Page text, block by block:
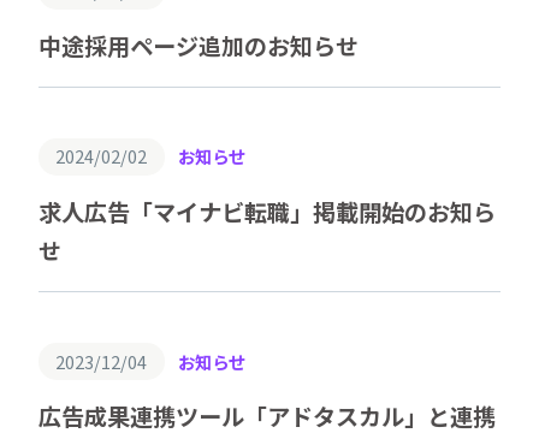
中途採用ページ追加のお知らせ
2024/02/02 お知らせ
求人広告「マイナビ転職」掲載開始のお知ら
せ
2023/12/04 お知らせ
広告成果連携ツール「アドタスカル」と連携